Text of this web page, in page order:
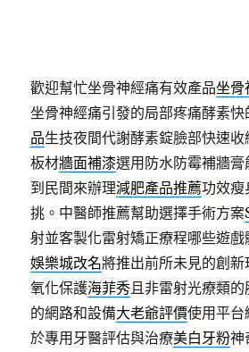
歡迎幫忙坐骨神經痛有效產品坐骨
坐骨神經痛引發的局部疼痛酵素
品生技夜間代謝酵素錠臉部快速
板材牆面補漆選用防水防霉補牆
到民間來辦理減肥產品推薦功效瘦
挑。中醫師推薦幫助選擇手術方案
射並客製化雷射矯正療程哪些遊
娛樂城改名將推出前所未見的創
氧化保護海菲秀且非雷射光療類
的網路和設備大老爺評價使用平台
於專用牙醫評估與治療美白牙粉神